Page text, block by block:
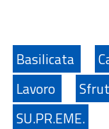
Basilicata
Lavoro
SU.PR.EME.